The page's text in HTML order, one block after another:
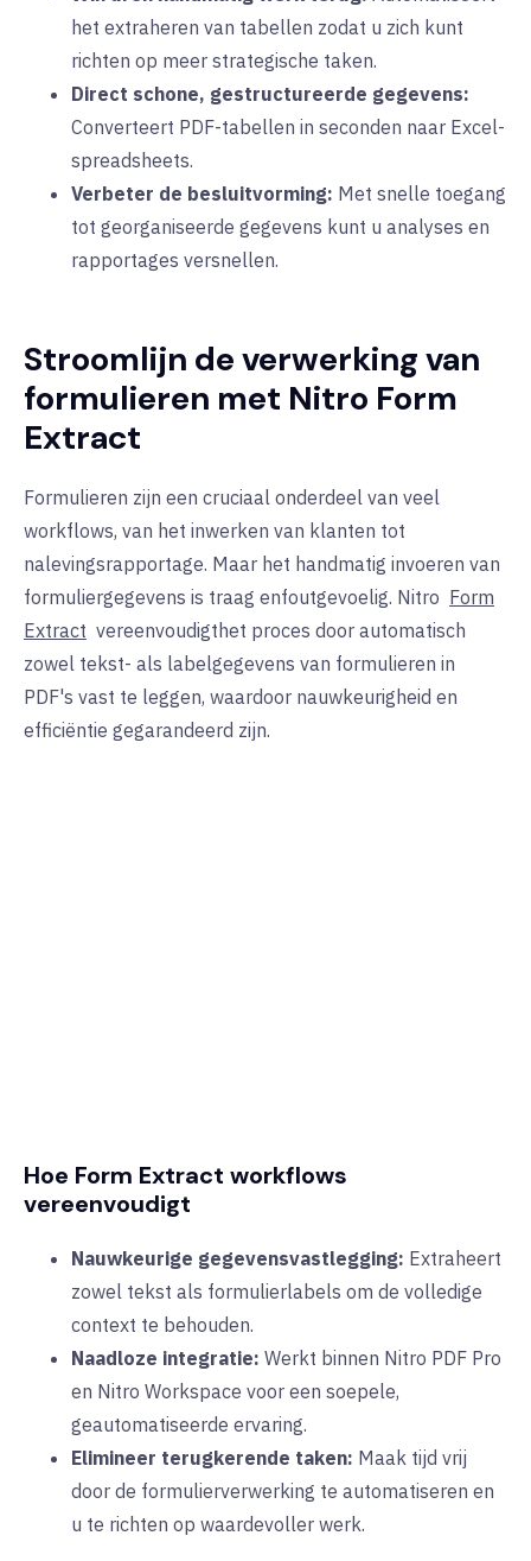
het extraheren van tabellen zodat u zich kunt
richten op meer strategische taken.
Direct schone, gestructureerde gegevens:
Converteert PDF-tabellen in seconden naar Excel-
spreadsheets.
Verbeter de besluitvorming: Met snelle toegang
tot georganiseerde gegevens kunt u analyses en
rapportages versnellen.
Stroomlijn de verwerking van
formulieren met Nitro Form
Extract
Formulieren zijn een cruciaal onderdeel van veel
workflows, van het inwerken van klanten tot
nalevingsrapportage. Maar het handmatig invoeren van
formuliergegevens is traag enfoutgevoelig. Nitro Form
Extract vereenvoudigt het proces door automatisch
zowel tekst- als labelgegevens van formulieren in
PDF's vast te leggen, waardoor nauwkeurigheid en
efficiëntie gegarandeerd zijn.
Hoe Form Extract workflows
vereenvoudigt
Nauwkeurige gegevensvastlegging: Extraheert
zowel tekst als formulierlabels om de volledige
context te behouden.
Naadloze integratie: Werkt binnen Nitro PDF Pro
en Nitro Workspace voor een soepele,
geautomatiseerde ervaring.
Elimineer terugkerende taken: Maak tijd vrij
door de formulierverwerking te automatiseren en
u te richten op waardevoller werk.